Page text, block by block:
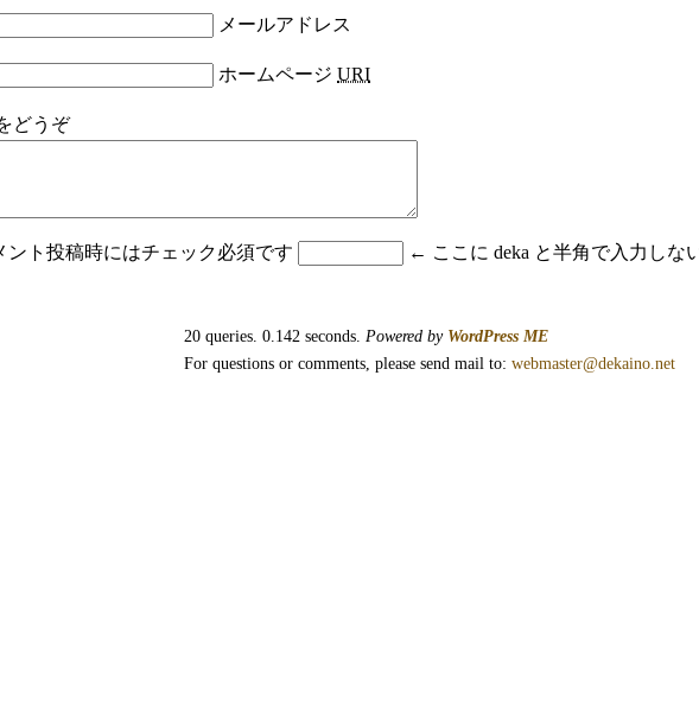
メールアドレス
ホームページ URI
どうぞ
ント投稿時にはチェック必須です ← ここに deka と半角で入力しな
20 queries. 0.142 seconds. Powered by WordPress ME
For questions or comments, please send mail to: webmaster@dekaino.net